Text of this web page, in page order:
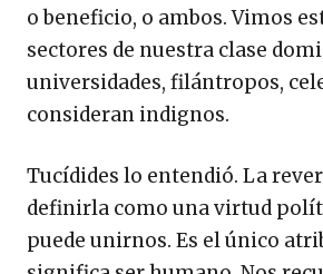
o beneficio, o ambos. Vimos
sectores de nuestra clase
universidades, filántropos,
consideran indignos.
Tucídides lo entendió. La
definirla como una virtud
puede unirnos. Es el único